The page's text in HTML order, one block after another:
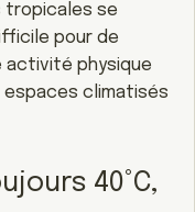
tropicales se
pour de
activité physique
espaces climatisés
40°C,